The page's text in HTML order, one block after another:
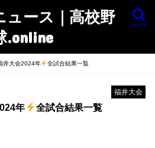
ュース｜高校野
.online
search
井大会2024年 全試合結果一覧
福井大会
年 全試合結果一覧